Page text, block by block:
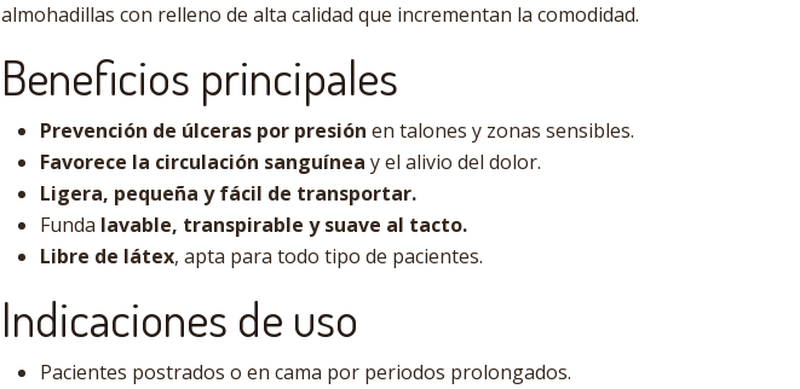
almohadillas con relleno de alta calidad que incrementan la comodidad.
Beneficios principales
Prevención de úlceras por presión en talones y zonas sensibles.
Favorece la circulación sanguínea y el alivio del dolor.
Ligera, pequeña y fácil de transportar.
Funda lavable, transpirable y suave al tacto.
Libre de látex, apta para todo tipo de pacientes.
Indicaciones de uso
Pacientes postrados o en cama por periodos prolongados.